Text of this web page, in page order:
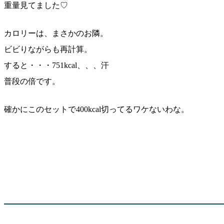
重量見てました♡
カロリーは、まさかのお隣。
ビビりながらも再計算。
すると・・・751kcal、、、汗
普段の倍です。
確かにこのセットで400kcal切ってるワケないわな。